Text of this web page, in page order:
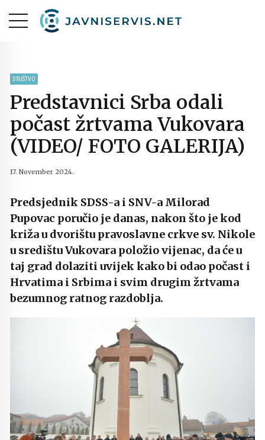
DRUŠTVO
Predstavnici Srba odali
počast žrtvama Vukovara
(VIDEO/ FOTO GALERIJA)
17. November 2024.
Predsjednik SDSS-a i SNV-a Milorad
Pupovac poručio je danas, nakon što je kod
križa u dvorištu pravoslavne crkve sv. Nikole
u središtu Vukovara položio vijenac, da će u
taj grad dolaziti uvijek kako bi odao počast i
Hrvatima i Srbima i svim drugim žrtvama
bezumnog ratnog razdoblja.